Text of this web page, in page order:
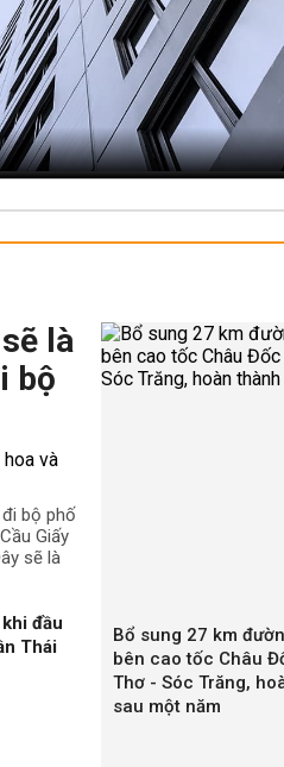
là
bộ
bộ phố
Giấy
sẽ là
đầu
Thái
Bổ sung 27 km
bên cao tốc Châu
Thơ - Sóc Trăng,
sau một năm